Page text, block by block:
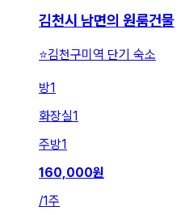
김천시 남면의 원룸건물
⭐️김천구미역 단기 숙소
방1
화장실1
주방1
160,000원
/1주